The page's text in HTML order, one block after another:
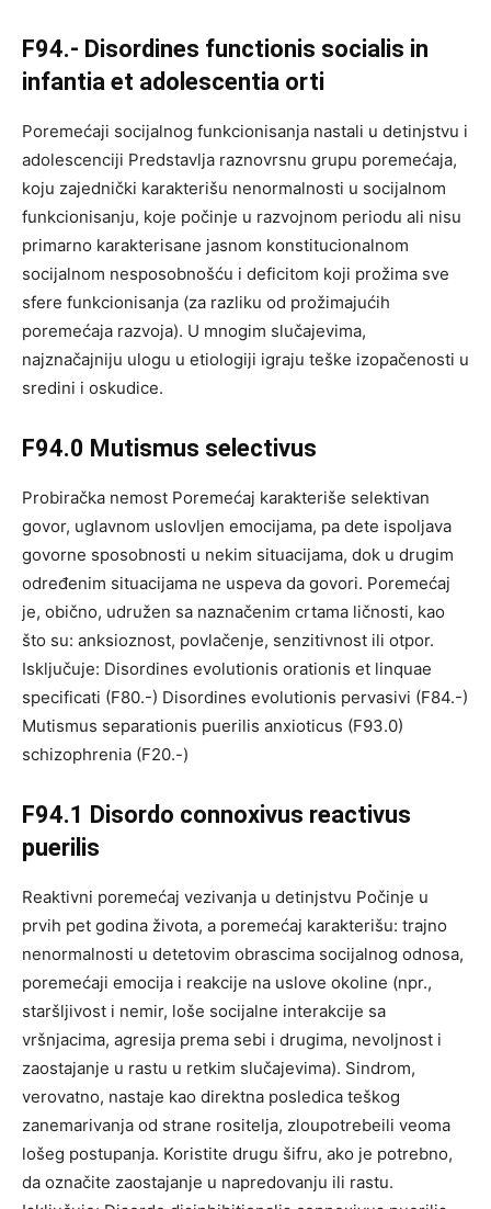
F94.- Disordines functionis socialis in
infantia et adolescentia orti
Poremećaji socijalnog funkcionisanja nastali u detinjstvu i
adolescenciji Predstavlja raznovrsnu grupu poremećaja,
koju zajednički karakterišu nenormalnosti u socijalnom
funkcionisanju, koje počinje u razvojnom periodu ali nisu
primarno karakterisane jasnom konstitucionalnom
socijalnom nesposobnošću i deficitom koji prožima sve
sfere funkcionisanja (za razliku od prožimajućih
poremećaja razvoja). U mnogim slučajevima,
najznačajniju ulogu u etiologiji igraju teške izopačenosti u
sredini i oskudice.
F94.0 Mutismus selectivus
Probiračka nemost Poremećaj karakteriše selektivan
govor, uglavnom uslovljen emocijama, pa dete ispoljava
govorne sposobnosti u nekim situacijama, dok u drugim
određenim situacijama ne uspeva da govori. Poremećaj
je, obično, udružen sa naznačenim crtama ličnosti, kao
što su: anksioznost, povlačenje, senzitivnost ili otpor.
Isključuje: Disordines evolutionis orationis et linquae
specificati (F80.-) Disordines evolutionis pervasivi (F84.-)
Mutismus separationis puerilis anxioticus (F93.0)
schizophrenia (F20.-)
F94.1 Disordo connoxivus reactivus
puerilis
Reaktivni poremećaj vezivanja u detinjstvu Počinje u
prvih pet godina života, a poremećaj karakterišu: trajno
nenormalnosti u detetovim obrascima socijalnog odnosa,
poremećaji emocija i reakcije na uslove okoline (npr.,
staršljivost i nemir, loše socijalne interakcije sa
vršnjacima, agresija prema sebi i drugima, nevoljnost i
zaostajanje u rastu u retkim slučajevima). Sindrom,
verovatno, nastaje kao direktna posledica teškog
zanemarivanja od strane rositelja, zloupotrebeili veoma
lošeg postupanja. Koristite drugu šifru, ako je potrebno,
da označite zaostajanje u napredovanju ili rastu.